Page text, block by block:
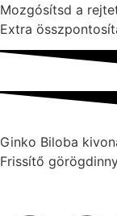
Mozgósítsd a
Extra
Ginko Biloba
Frissítő